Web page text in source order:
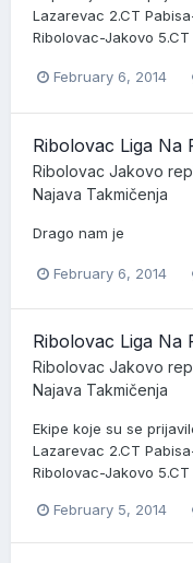
Lazarevac 2.CT
Ribolovac-Jakovo
February 6, 2014
Ribolovac Liga Na
Ribolovac Jakovo
Najava Takmičenja
Drago nam je
February 6, 2014
Ribolovac Liga Na
Ribolovac Jakovo
Najava Takmičenja
Ekipe koje su se
Lazarevac 2.CT
Ribolovac-Jakovo
February 5, 2014